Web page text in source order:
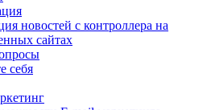
новостей с контроллера на
сайтах
себя